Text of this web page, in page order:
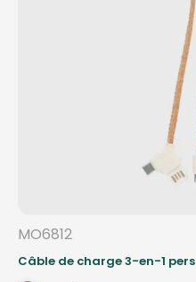
MO6812
Câble de charge 3-en-1